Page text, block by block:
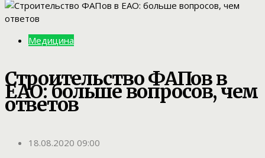
Медицина
Строительство ФАПов в
ЕАО: больше вопросов, чем
ответов
18.08.2020 09:00